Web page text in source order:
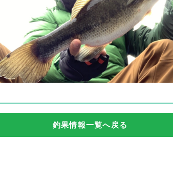
釣果情報一覧へ戻る